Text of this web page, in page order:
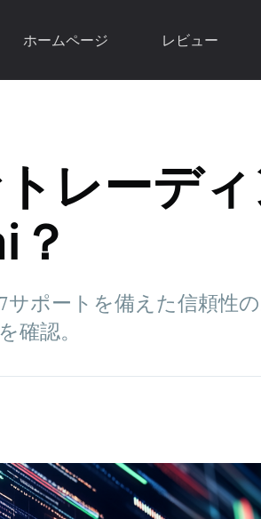
ホームページ レビュー
レーデ
ポートを備えた信頼性
確認。